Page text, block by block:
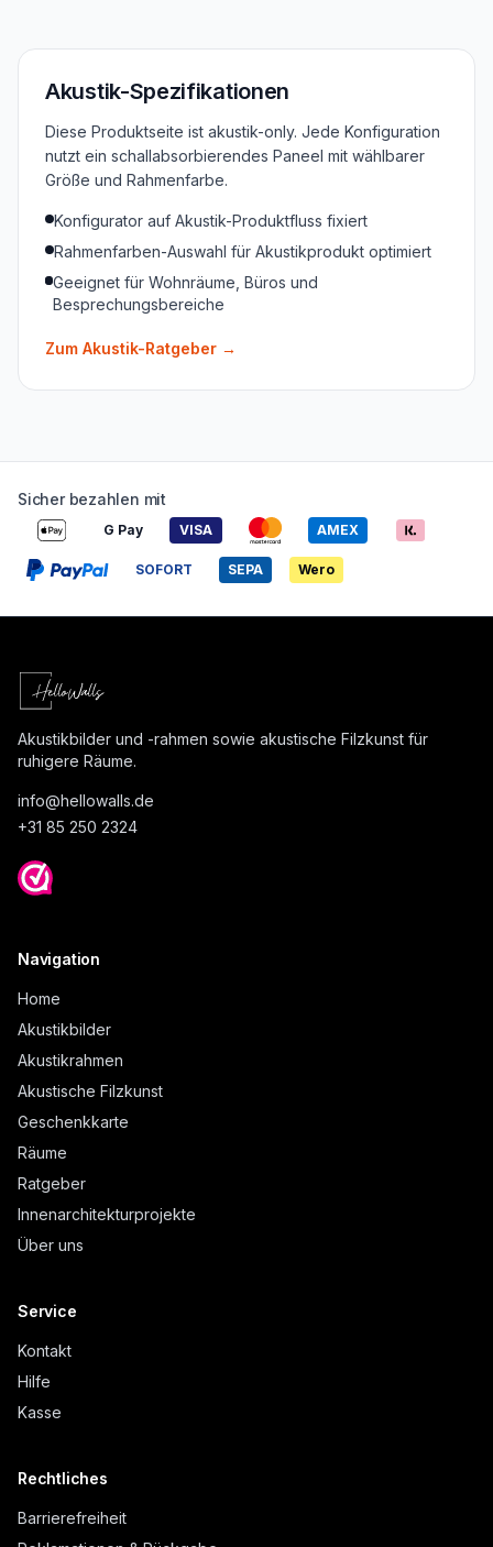
Akustik-Spezifikationen
Diese Produktseite ist akustik-only. Jede Konfiguration
nutzt ein schallabsorbierendes Paneel mit wählbarer
Größe und Rahmenfarbe.
Konfigurator auf Akustik-Produktfluss fixiert
Rahmenfarben-Auswahl für Akustikprodukt optimiert
Geeignet für Wohnräume, Büros und
Besprechungsbereiche
Zum Akustik-Ratgeber →
Sicher bezahlen mit
G Pay VISA AMEX
SOFORT SEPA Wero
Akustikbilder und -rahmen sowie akustische Filzkunst für
ruhigere Räume.
info@hellowalls.de
+31 85 250 2324
Navigation
Home
Akustikbilder
Akustikrahmen
Akustische Filzkunst
Geschenkkarte
Räume
Ratgeber
Innenarchitekturprojekte
Über uns
Service
Kontakt
Hilfe
Kasse
Rechtliches
Barrierefreiheit